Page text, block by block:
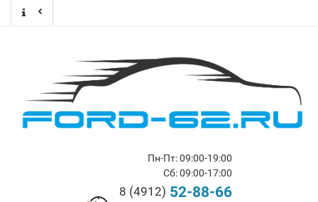
Пн-Пт: 09:00-19:00
Сб: 09:00-17:00
8 (4912) 52-88-66